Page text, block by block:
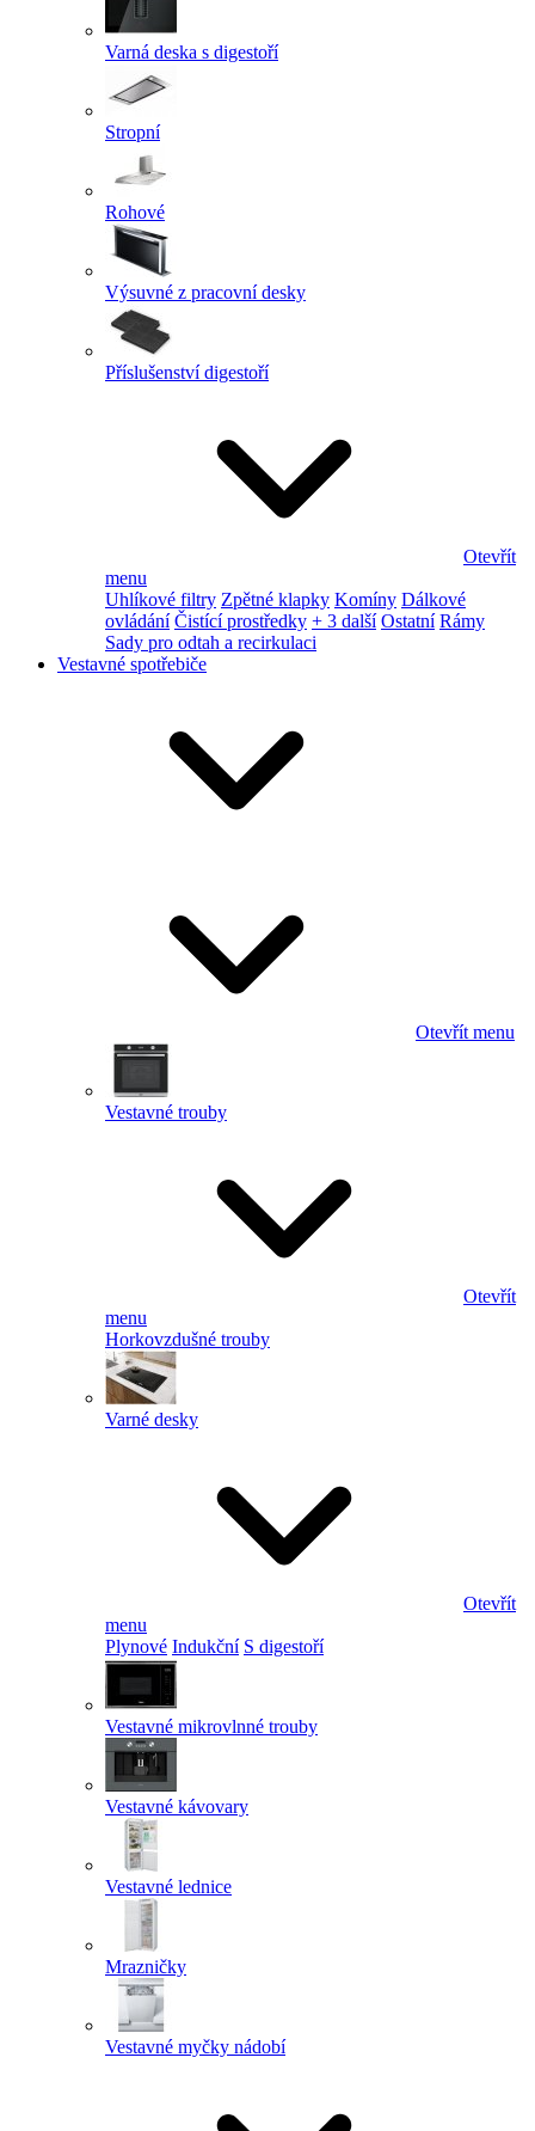
Varná deska s digestoří
Stropní
Rohové
Výsuvné z pracovní desky
Příslušenství digestoří
Otevřít
menu
Uhlíkové filtry Zpětné klapky Komíny Dálkové
ovládání Čistící prostředky + 3 další Ostatní Rámy
Sady pro odtah a recirkulaci
Vestavné spotřebiče
Otevřít menu
Vestavné trouby
Otevřít
menu
Horkovzdušné trouby
Varné desky
Otevřít
menu
Plynové Indukční S digestoří
Vestavné mikrovlnné trouby
Vestavné kávovary
Vestavné lednice
Mrazničky
Vestavné myčky nádobí